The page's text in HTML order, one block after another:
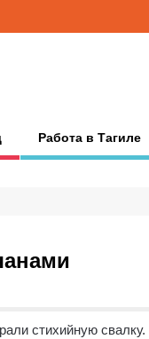
Работа в Тагиле
стихийную свалку.